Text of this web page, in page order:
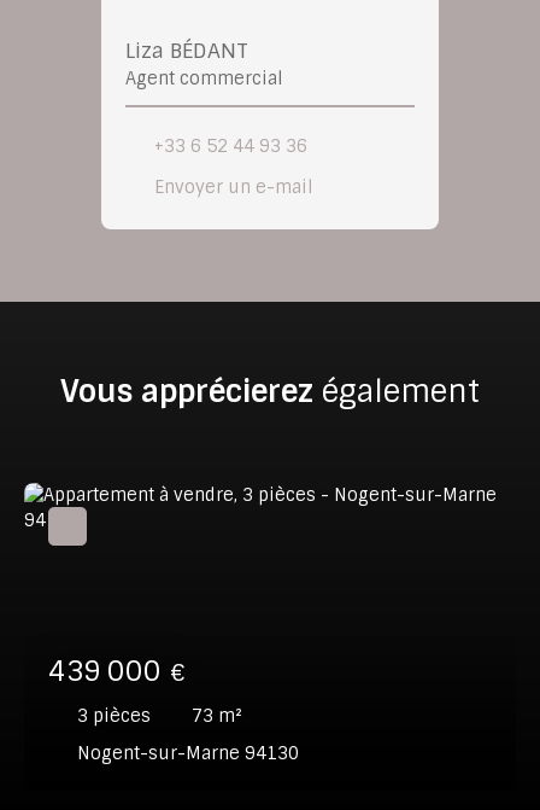
Liza BÉDANT
Agent commercial
+33 6 52 44 93 36
Envoyer un e-mail
Vous apprécierez également
439 000 €
3 pièces 73 m²
Nogent-sur-Marne 94130